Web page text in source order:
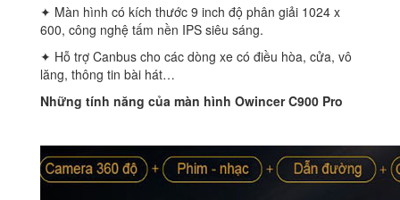
✦ Màn hình có kích thước 9 inch độ phân giải 1024 x
600, công nghệ tấm nền IPS siêu sáng.
✦ Hỗ trợ Canbus cho các dòng xe có điều hòa, cửa, vô
lăng, thông tin bài hát…
Những tính năng của màn hình Owincer C900 Pro